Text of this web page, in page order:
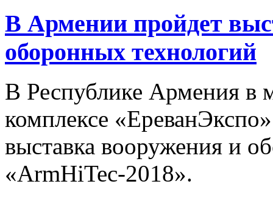
В Армении пройдет
оборонных технологий
В Республике Армения в
комплексе
выставка вооружения и
«ArmHiTec-2018».